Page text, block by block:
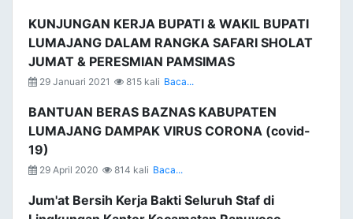
KUNJUNGAN KERJA BUPATI & WAKIL BUPATI
LUMAJANG DALAM RANGKA SAFARI SHOLAT
JUMAT & PERESMIAN PAMSIMAS
29 Januari 2021 815 kali Baca...
BANTUAN BERAS BAZNAS KABUPATEN
LUMAJANG DAMPAK VIRUS CORONA (covid-
19)
29 April 2020 814 kali Baca...
Jum'at Bersih Kerja Bakti Seluruh Staf di